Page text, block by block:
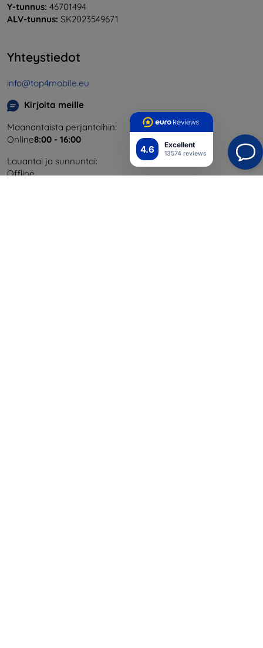
4.6 Excellent
13574 reviews
Y-tunnus: 46701494
ALV-tunnus: SK2023549671
Yhteystiedot
info@top4mobile.eu
Kirjoita meille
Maanantaista perjantaihin:
Online8:00 - 16:00
Lauantai ja sunnuntai:
Offline